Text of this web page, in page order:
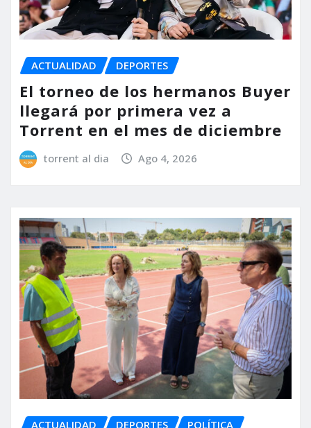
ACTUALIDAD DEPORTES
El torneo de los hermanos Buyer
llegará por primera vez a
Torrent en el mes de diciembre
torrent al dia Ago 4, 2026
ACTUALIDAD DEPORTES POLÍTICA